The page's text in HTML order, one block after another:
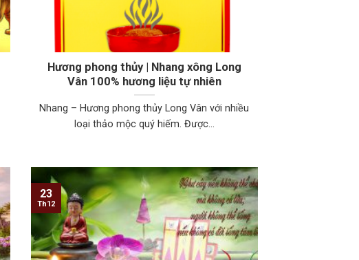
Hương phong thủy | Nhang xông Long
Vân 100% hương liệu tự nhiên
Nhang – Hương phong thủy Long Vân với nhiều
loại thảo mộc quý hiếm. Được...
23
Th12